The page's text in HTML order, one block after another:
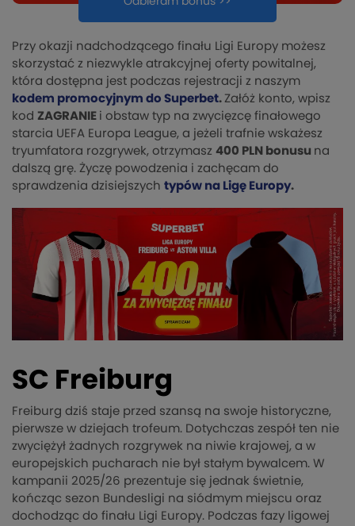
Przy okazji nadchodzącego finału Ligi Europy możesz
skorzystać z niezwykle atrakcyjnej oferty powitalnej,
która dostępna jest podczas rejestracji z naszym
kodem promocyjnym do Superbet. Załóż konto, wpisz
kod ZAGRANIE i obstaw typ na zwycięzcę finałowego
starcia UEFA Europa League, a jeżeli trafnie wskażesz
tryumfatora rozgrywek, otrzymasz 400 PLN bonusu na
dalszą grę. Życzę powodzenia i zachęcam do
sprawdzenia dzisiejszych typów na Ligę Europy.
SC Freiburg
Freiburg dziś staje przed szansą na swoje historyczne,
pierwsze w dziejach trofeum. Dotychczas zespół ten nie
zwyciężył żadnych rozgrywek na niwie krajowej, a w
europejskich pucharach nie był stałym bywalcem. W
kampanii 2025/26 prezentuje się jednak świetnie,
kończąc sezon Bundesligi na siódmym miejscu oraz
dochodząc do finału Ligi Europy. Podczas fazy ligowej